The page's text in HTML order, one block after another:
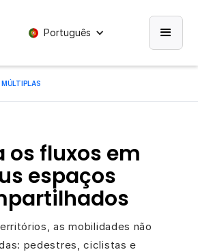
Português
os fluxos em
espaços
as mobilidades não
pedestres, ciclistas e